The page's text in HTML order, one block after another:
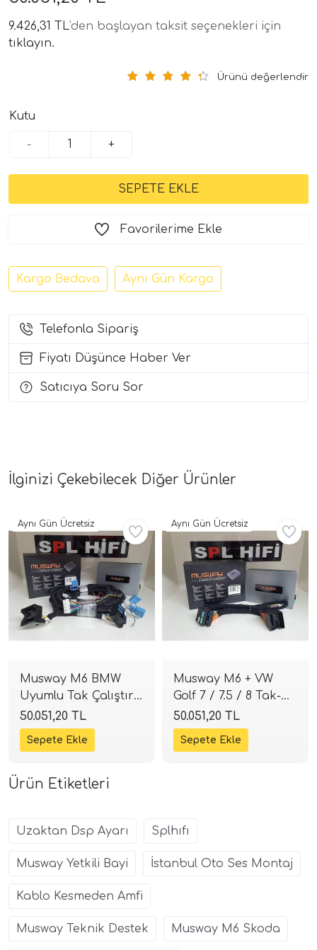
Modelleri
Setleri)
Performans)
9.426,31 TL'den başlayan taksit seçenekleri için
tıklayın.
Ürünü değerlendir
Kutu
- +
Favorilerime Ekle
Kargo Bedava Aynı Gün Kargo
Telefonla Sipariş
Fiyatı Düşünce Haber Ver
Satıcıya Soru Sor
İlginizi Çekebilecek Diğer Ürünler
Musway M6 BMW
Uyumlu Tak Çalıştır
DSP Amfi Kiti |
SPLHIFI
50.051,20 TL
Aynı Gün Ücretsiz
Musway M6 + VW
Golf 7 / 7.5 / 8 Tak-
Çalıştır DSP Amfi Kiti
| SPLHIFI
50.051,20 TL
Aynı Gün Ücretsiz
Ürün Etiketleri
Uzaktan Dsp Ayarı Splhıfı
Musway Yetkili Bayi İstanbul Oto Ses Montaj
Kablo Kesmeden Amfi
Musway Teknik Destek Musway M6 Skoda